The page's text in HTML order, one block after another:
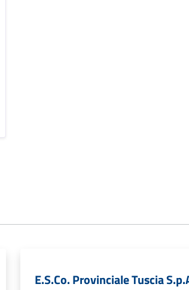
E.S.Co. Provinciale Tuscia